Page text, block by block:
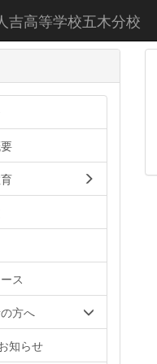
吉高等学校五木分校
ス
方へ
知らせ